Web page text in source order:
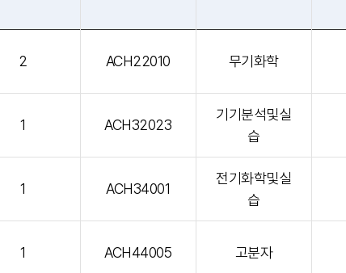
2 ACH22010 무기화학
1 ACH32023
기기분석및실
습
1 ACH34001
전기화학및실
습
1 ACH44005 고분자